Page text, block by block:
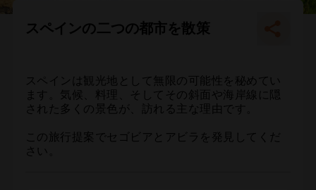
スペインの二つの都市を散策
スペインは観光地として無限の可能性を秘めてい
ます。気候、料理、そしてその斜面や海岸線に隠
された多くの景色が、訪れる主な理由です。
この旅行提案でセゴビアとアビラを発見してくだ
さい。